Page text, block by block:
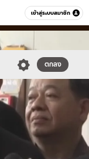
เข้าสู่ระบบสมาชิก
หมวดอื่นๆ
ตกลง